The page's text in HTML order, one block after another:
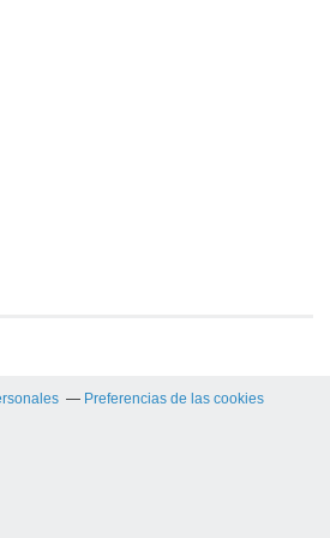
Preferencias de las cookies